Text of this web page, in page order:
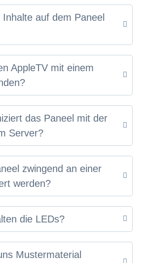
auf dem Paneel
AppleTV mit einem
das Paneel mit der
Server?
zwingend an einer
werden?
die LEDs?
Mustermaterial